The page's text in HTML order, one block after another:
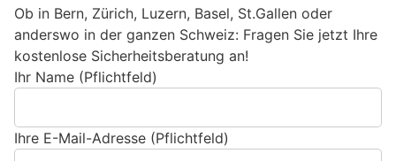
Ob in Bern, Zürich, Luzern, Basel, St.Gallen oder
anderswo in der ganzen Schweiz: Fragen Sie jetzt Ihre
kostenlose Sicherheitsberatung an!
Ihr Name (Pflichtfeld)
Ihre E-Mail-Adresse (Pflichtfeld)